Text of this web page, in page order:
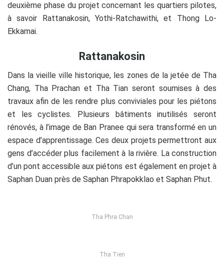
deuxième phase du projet concernant les quartiers pilotes,
à savoir Rattanakosin, Yothi-Ratchawithi, et Thong Lo-
Ekkamai.
Rattanakosin
Dans la vieille ville historique, les zones de la jetée de Tha
Chang, Tha Prachan et Tha Tian seront soumises à des
travaux afin de les rendre plus conviviales pour les piétons
et les cyclistes. Plusieurs bâtiments inutilisés seront
rénovés, à l’image de Ban Pranee qui sera transformé en un
espace d’apprentissage. Ces deux projets permettront aux
gens d’accéder plus facilement à la rivière. La construction
d’un pont accessible aux piétons est également en projet à
Saphan Duan près de Saphan Phrapokklao et Saphan Phut.
Tha Phra Chan
Tha Tien